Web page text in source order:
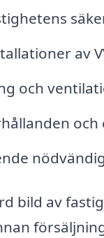
av
och
bild av